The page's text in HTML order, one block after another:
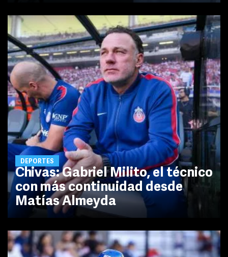
DEPORTES
Chivas: Gabriel Milito, el técnico
con más continuidad desde
Matías Almeyda